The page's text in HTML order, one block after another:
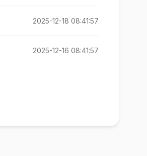
2025-12-18 08:41:57
2025-12-16 08:41:57